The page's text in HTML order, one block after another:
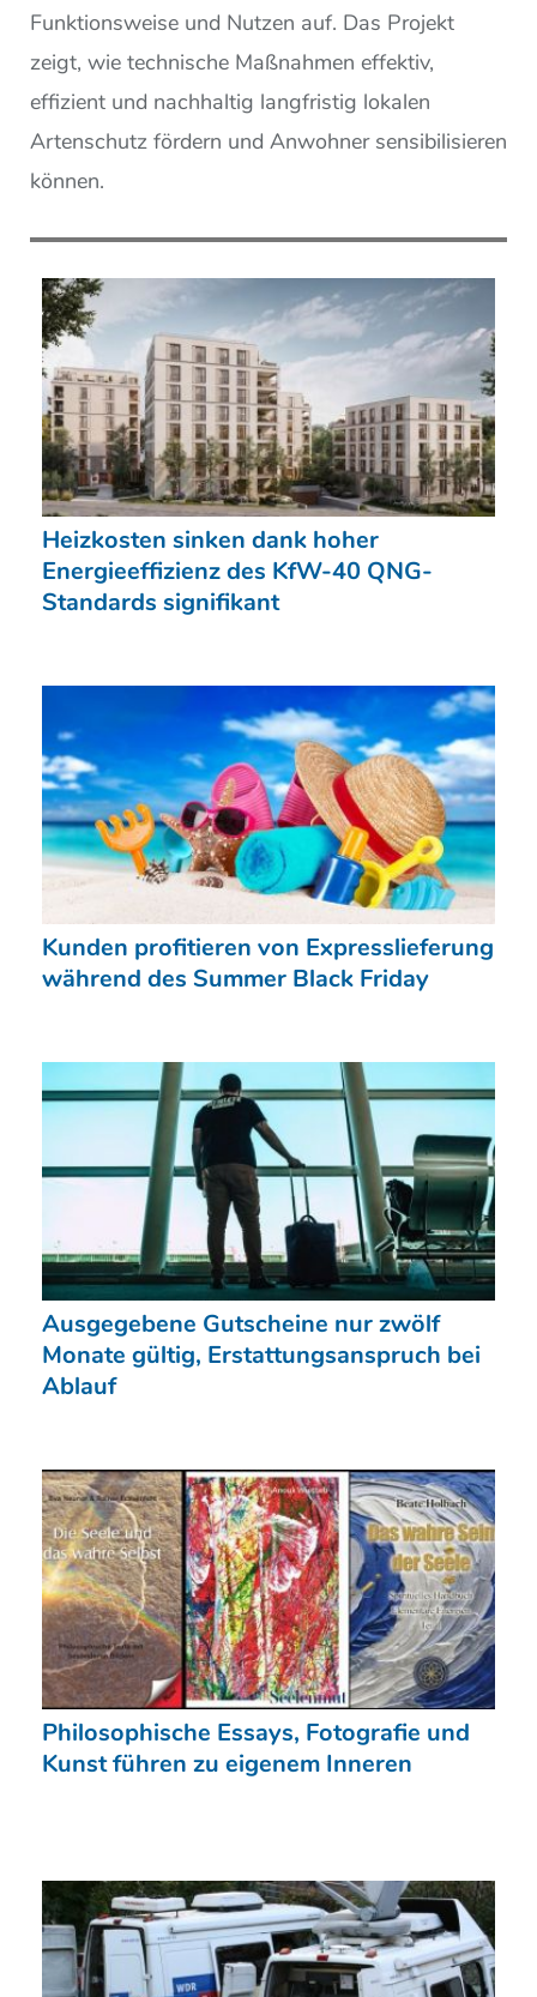
Funktionsweise und Nutzen auf. Das Projekt
zeigt, wie technische Maßnahmen effektiv,
effizient und nachhaltig langfristig lokalen
Artenschutz fördern und Anwohner sensibilisieren
können.
Heizkosten sinken dank hoher
Energieeffizienz des KfW-40 QNG-
Standards signifikant
Kunden profitieren von Expresslieferung
während des Summer Black Friday
Ausgegebene Gutscheine nur zwölf
Monate gültig, Erstattungsanspruch bei
Ablauf
Philosophische Essays, Fotografie und
Kunst führen zu eigenem Inneren